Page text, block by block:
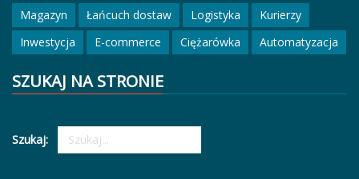
Magazyn
Łańcuch dostaw Logistyka
Kurierzy
Inwestycja
E-commerce Ciężarówka Automatyzacja
SZUKAJ NA STRONIE
Szukaj: